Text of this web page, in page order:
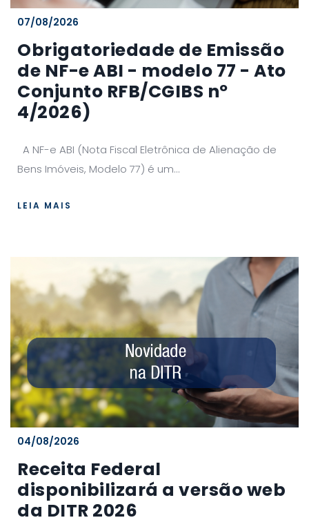
07/08/2026
Obrigatoriedade de Emissão
de NF-e ABI - modelo 77 - Ato
Conjunto RFB/CGIBS nº
4/2026)
A NF-e ABI (Nota Fiscal Eletrônica de Alienação de
Bens Imóveis, Modelo 77) é um...
LEIA MAIS
04/08/2026
Receita Federal
disponibilizará a versão web
da DITR 2026